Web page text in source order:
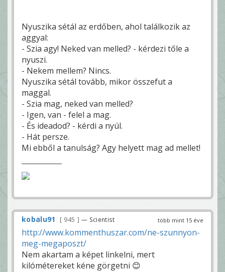
Nyuszika sétál az erdőben, ahol találkozik az
aggyal:
- Szia agy! Neked van melled? - kérdezi tőle a
nyuszi.
- Nekem mellem? Nincs.
Nyuszika sétál tovább, mikor összefut a
maggal.
- Szia mag, neked van melled?
- Igen, van - felel a mag.
- És ideadod? - kérdi a nyúl.
- Hát persze.
Mi ebből a tanulság? Agy helyett mag ad mellet!
több mint 15 éve
kobalu91 945 — Scientist
http://www.kommenthuszar.com/ne-szunnyon-
meg-megaposzt/
Nem akartam a képet linkelni, mert
kilómétereket kéne görgetni 😊